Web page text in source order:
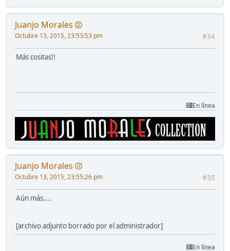
Juanjo Morales
#34
Octubre 13, 2015, 23:53:53 pm
Más cositas!!
En línea
Juanjo Morales
#35
Octubre 13, 2015, 23:55:26 pm
Aún más....
[archivo adjunto borrado por el administrador]
En línea